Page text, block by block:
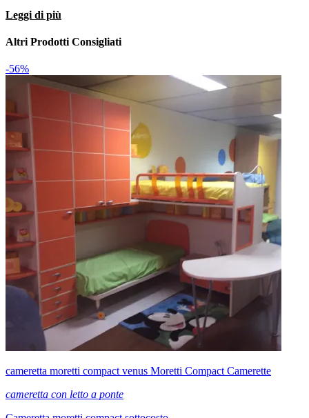
Contesto:
Camerette
Leggi di più
Altri Prodotti Consigliati
-56%
cameretta moretti compact venus Moretti Compact Camerette
cameretta con letto a ponte